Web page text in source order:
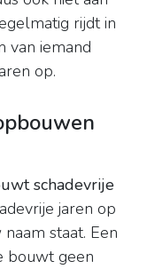
rijdt in
van iemand
op.
schadevrije
jaren op
staat. Een
bouwt geen